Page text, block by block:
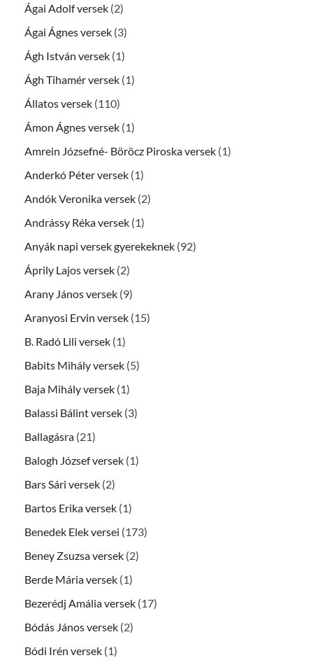
Ágai Adolf versek (2)
Ágai Ágnes versek (3)
Ágh István versek (1)
Ágh Tihamér versek (1)
Állatos versek (110)
Ámon Ágnes versek (1)
Amrein Józsefné- Böröcz Piroska versek (1)
Anderkó Péter versek (1)
Andók Veronika versek (2)
Andrássy Réka versek (1)
Anyák napi versek gyerekeknek (92)
Áprily Lajos versek (2)
Arany János versek (9)
Aranyosi Ervin versek (15)
B. Radó Lili versek (1)
Babits Mihály versek (5)
Baja Mihály versek (1)
Balassi Bálint versek (3)
Ballagásra (21)
Balogh József versek (1)
Bars Sári versek (2)
Bartos Erika versek (1)
Benedek Elek versei (173)
Beney Zsuzsa versek (2)
Berde Mária versek (1)
Bezerédj Amália versek (17)
Bódás János versek (2)
Bódi Irén versek (1)